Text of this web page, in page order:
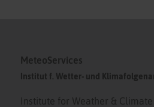
MeteoServices
Institut f. Wetter- und
Institute for Weather &